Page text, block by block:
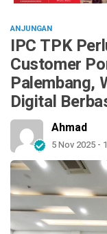
ANJUNGAN
IPC TPK
Customer
Palembang,
Digital
Ahmad
5 Nov 2025 -